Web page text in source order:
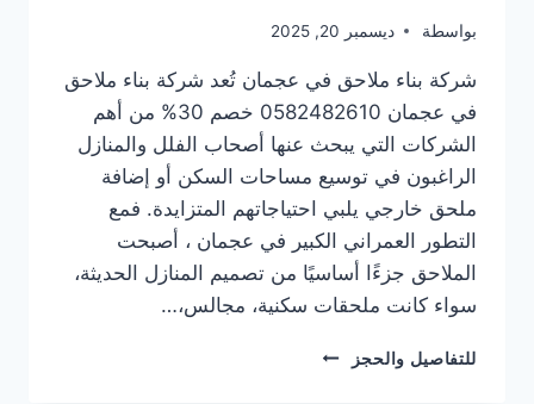
بواسطة ديسمبر 20, 2025
شركة بناء ملاحق في عجمان تُعد شركة بناء ملاحق
في عجمان 0582482610 خصم 30% من أهم
الشركات التي يبحث عنها أصحاب الفلل والمنازل
الراغبون في توسيع مساحات السكن أو إضافة
ملحق خارجي يلبي احتياجاتهم المتزايدة. فمع
التطور العمراني الكبير في عجمان ، أصبحت
الملاحق جزءًا أساسيًا من تصميم المنازل الحديثة،
سواء كانت ملحقات سكنية، مجالس،…
للتفاصيل والحجز
شركة